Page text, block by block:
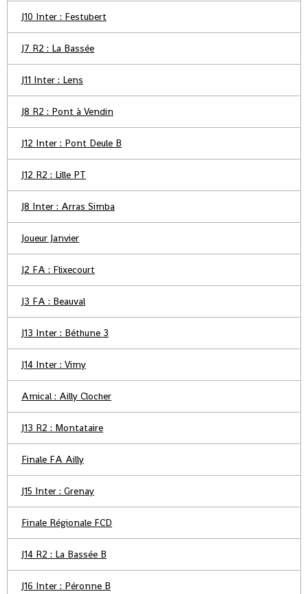
J10 Inter : Festubert
J7 R2 : La Bassée
J11 Inter : Lens
J8 R2 : Pont à Vendin
J12 Inter : Pont Deule B
J12 R2 : Lille PT
J8 Inter : Arras Simba
Joueur Janvier
J2 FA : Flixecourt
J3 FA : Beauval
J13 Inter : Béthune 3
J14 Inter : Vimy
Amical : Ailly Clocher
J13 R2 : Montataire
Finale FA Ailly
J15 Inter : Grenay
Finale Régionale FCD
J14 R2 : La Bassée B
J16 Inter : Péronne B